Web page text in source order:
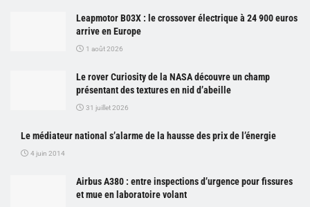
Leapmotor B03X : le crossover électrique à 24 900 euros
arrive en Europe
1 août 2026
Le rover Curiosity de la NASA découvre un champ
présentant des textures en nid d’abeille
31 juillet 2026
Le médiateur national s’alarme de la hausse des prix de l’énergie
4 juin 2014
Airbus A380 : entre inspections d’urgence pour fissures
et mue en laboratoire volant